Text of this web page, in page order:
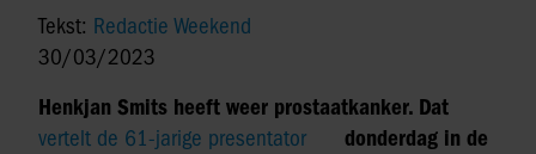
Tekst: Redactie Weekend
30/03/2023
Henkjan Smits heeft weer prostaatkanker. Dat
vertelt de 61-jarige presentator
donderdag in de